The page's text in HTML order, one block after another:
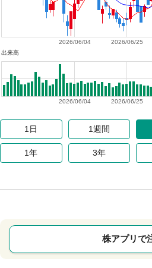
2026/06/25
2026/06/04
出来高
2026/06/25
2026/06/04
1日 1週間
1年 3年
株アプリで